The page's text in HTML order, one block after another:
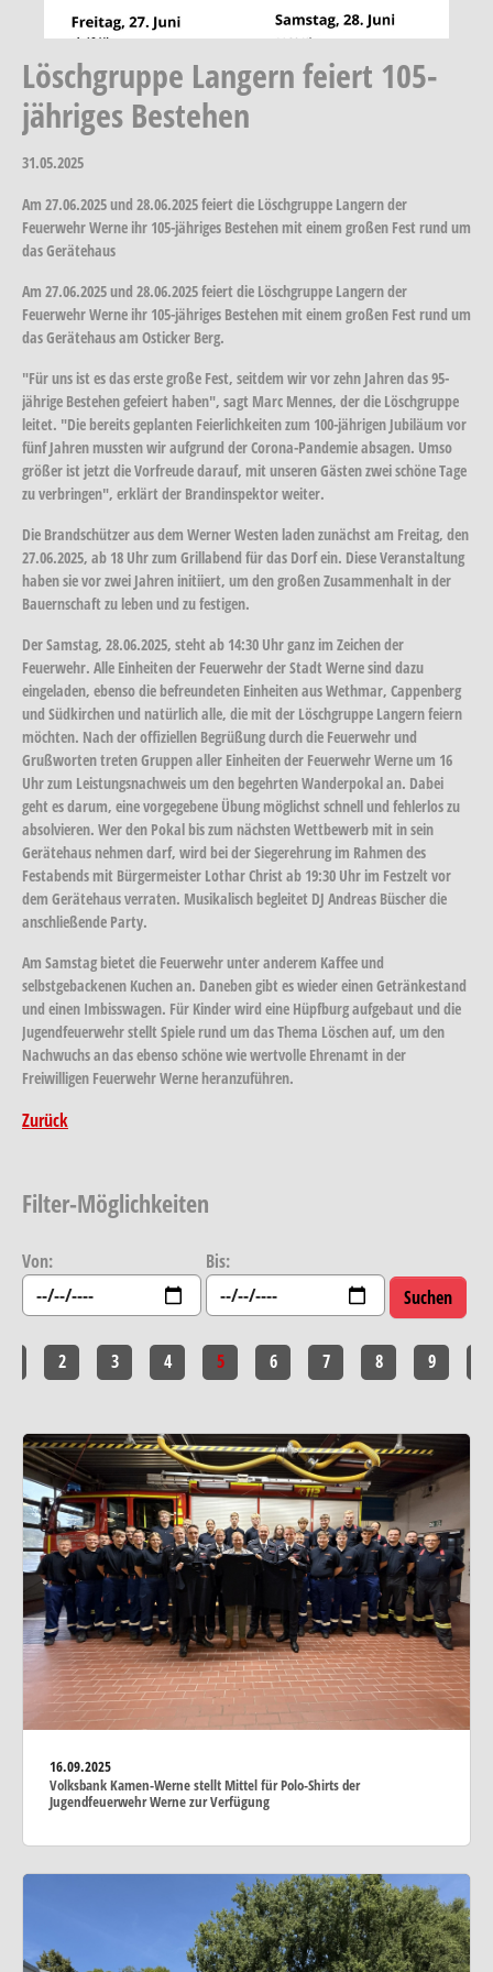
Löschgruppe Langern feiert 105-
jähriges Bestehen
31.05.2025
Am 27.06.2025 und 28.06.2025 feiert die Löschgruppe Langern der
Feuerwehr Werne ihr 105-jähriges Bestehen mit einem großen Fest rund um
das Gerätehaus
Am 27.06.2025 und 28.06.2025 feiert die Löschgruppe Langern der
Feuerwehr Werne ihr 105-jähriges Bestehen mit einem großen Fest rund um
das Gerätehaus am Osticker Berg.
"Für uns ist es das erste große Fest, seitdem wir vor zehn Jahren das 95-
jährige Bestehen gefeiert haben", sagt Marc Mennes, der die Löschgruppe
leitet. "Die bereits geplanten Feierlichkeiten zum 100-jährigen Jubiläum vor
fünf Jahren mussten wir aufgrund der Corona-Pandemie absagen. Umso
größer ist jetzt die Vorfreude darauf, mit unseren Gästen zwei schöne Tage
zu verbringen", erklärt der Brandinspektor weiter.
Die Brandschützer aus dem Werner Westen laden zunächst am Freitag, den
27.06.2025, ab 18 Uhr zum Grillabend für das Dorf ein. Diese Veranstaltung
haben sie vor zwei Jahren initiiert, um den großen Zusammenhalt in der
Bauernschaft zu leben und zu festigen.
Der Samstag, 28.06.2025, steht ab 14:30 Uhr ganz im Zeichen der
Feuerwehr. Alle Einheiten der Feuerwehr der Stadt Werne sind dazu
eingeladen, ebenso die befreundeten Einheiten aus Wethmar, Cappenberg
und Südkirchen und natürlich alle, die mit der Löschgruppe Langern feiern
möchten. Nach der offiziellen Begrüßung durch die Feuerwehr und
Grußworten treten Gruppen aller Einheiten der Feuerwehr Werne um 16
Uhr zum Leistungsnachweis um den begehrten Wanderpokal an. Dabei
geht es darum, eine vorgegebene Übung möglichst schnell und fehlerlos zu
absolvieren. Wer den Pokal bis zum nächsten Wettbewerb mit in sein
Gerätehaus nehmen darf, wird bei der Siegerehrung im Rahmen des
Festabends mit Bürgermeister Lothar Christ ab 19:30 Uhr im Festzelt vor
dem Gerätehaus verraten. Musikalisch begleitet DJ Andreas Büscher die
anschließende Party.
Am Samstag bietet die Feuerwehr unter anderem Kaffee und
selbstgebackenen Kuchen an. Daneben gibt es wieder einen Getränkestand
und einen Imbisswagen. Für Kinder wird eine Hüpfburg aufgebaut und die
Jugendfeuerwehr stellt Spiele rund um das Thema Löschen auf, um den
Nachwuchs an das ebenso schöne wie wertvolle Ehrenamt in der
Freiwilligen Feuerwehr Werne heranzuführen.
Zurück
Filter-Möglichkeiten
Von: Bis:
2 3 4 5 6 7 8 9
16.09.2025
Volksbank Kamen-Werne stellt Mittel für Polo-Shirts der
Jugendfeuerwehr Werne zur Verfügung